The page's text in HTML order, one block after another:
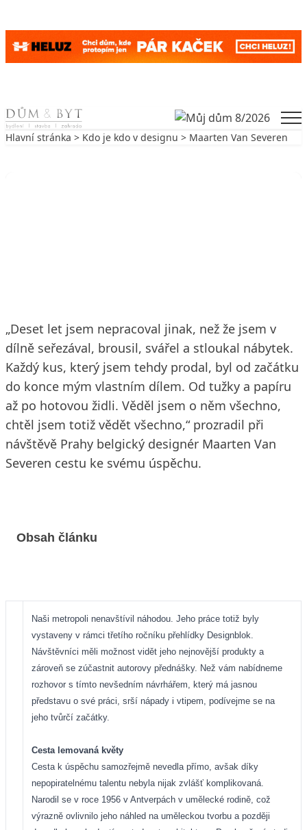
Skip to content
Hlavní stránka > Kdo je kdo v designu > Maarten Van Severen
„Deset let jsem nepracoval jinak, než že jsem v
dílně seřezával, brousil, svářel a stloukal nábytek.
Každý kus, který jsem tehdy prodal, byl od začátku
do konce mým vlastním dílem. Od tužky a papíru
až po hotovou židli. Věděl jsem o něm všechno,
chtěl jsem totiž vědět všechno,“ prozradil při
návštěvě Prahy belgický designér Maarten Van
Severen cestu ke svému úspěchu.
Obsah článku
Naši metropoli nenavštívil náhodou. Jeho práce totiž byly
vystaveny v rámci třetího ročníku přehlídky Designblok.
Návštěvníci měli možnost vidět jeho nejnovější produkty a
zároveň se zúčastnit autorovy přednášky. Než vám nabídneme
rozhovor s tímto nevšedním návrhářem, který má jasnou
představu o své práci, srší nápady i vtipem, podívejme se na
jeho tvůrčí začátky.
Cesta lemovaná květy
Cesta k úspěchu samozřejmě nevedla přímo, avšak díky
nepopiratelnému talentu nebyla nijak zvlášť komplikovaná.
Narodil se v roce 1956 v Antverpách v umělecké rodině, což
výrazně ovlivnilo jeho náhled na uměleckou tvorbu a později